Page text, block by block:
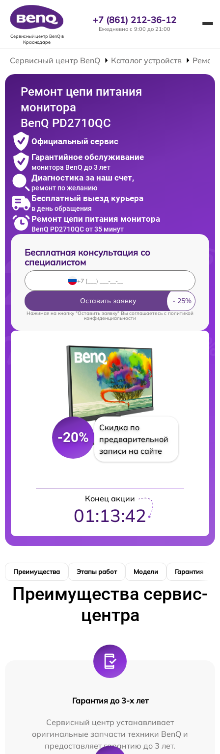
Сервисный центр BenQв
Краснодаре
+7 (861) 212-36-12
Ежедневно с 9:00 до 21:00
Сервисный центр BenQ Каталог устройств
Ремонт цепи питания
монитора
BenQ PD2710QC
Официальный сервис
Гарантийное обслуживание
монитора BenQ до 3 лет
Диагностика за наш счет,
ремонт по желанию
Бесплатный выезд курьера
в день обращения
Ремонт цепи питания монитора
BenQ PD2710QC от 35 минут
Бесплатная консультация со
специалистом
Оставить заявку
Нажимая на кнопку "Оставить заявку" Вы соглашаетесь cполитикой
конфиденциальности
-20%
Скидка по
предварительной
записи на сайте
Конец акции
01:13:41
Преимущества Этапы работ Модели Гарантия
Преимущества сервис-
центра
Гарантия до 3-х лет
Сервисный центр устанавливает
оригинальные запчасти техники BenQ и
предоставляет гарантию до 3 лет.